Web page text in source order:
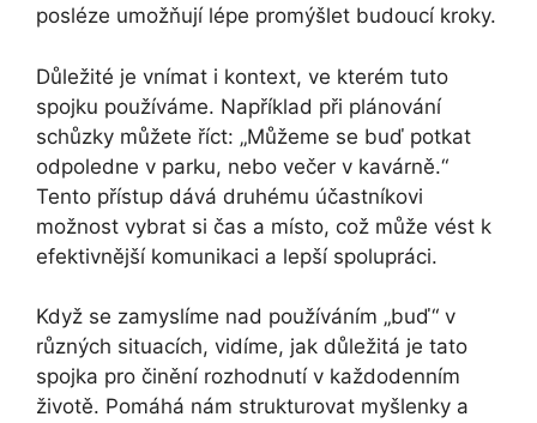
posléze umožňují lépe promýšlet budoucí kroky.
Důležité je vnímat i kontext, ve kterém tuto
spojku používáme. Například při plánování
schůzky můžete říct: „Můžeme se buď potkat
odpoledne v parku, nebo večer v kavárně.“
Tento přístup dává druhému účastníkovi
možnost vybrat si čas a místo, což může vést k
efektivnější komunikaci a lepší spolupráci.
Když se zamyslíme nad používáním „buď“ v
různých situacích, vidíme, jak důležitá je tato
spojka pro činění rozhodnutí v každodenním
životě. Pomáhá nám strukturovat myšlenky a